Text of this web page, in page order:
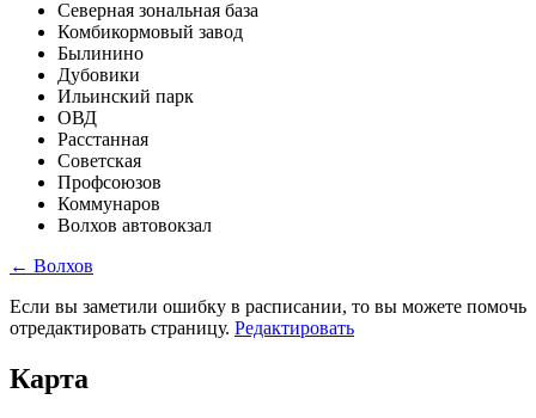
Северная зональная база
Комбикормовый завод
Былинино
Дубовики
Ильинский парк
ОВД
Расстанная
Советская
Профсоюзов
Коммунаров
Волхов автовокзал
← Волхов
Если вы заметили ошибку в расписании, то вы можете помочь
отредактировать страницу. Редактировать
Карта